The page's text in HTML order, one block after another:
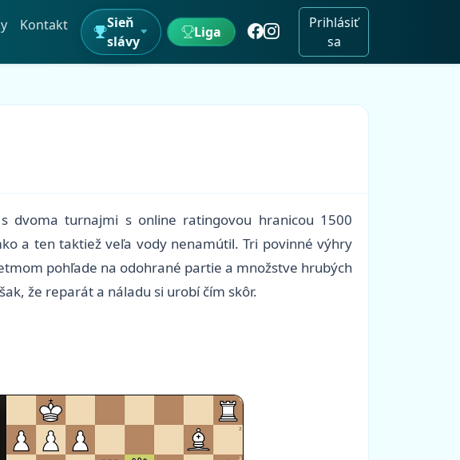
Kontakt
Sieň
slávy
Liga
Prihlásiť
sa
dvoma turnajmi s online ratingovou hranicou 1500
a ten taktiež veľa vody nenamútil. Tri povinné výhry
pohľade na odohrané partie a množstve hrubých
že reparát a náladu si urobí čím skôr.